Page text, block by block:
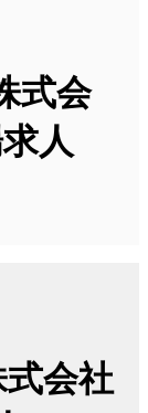
式会
人
会社